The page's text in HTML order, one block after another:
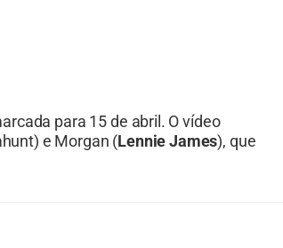
para 15 de abril. O vídeo
e Morgan (Lennie James), que